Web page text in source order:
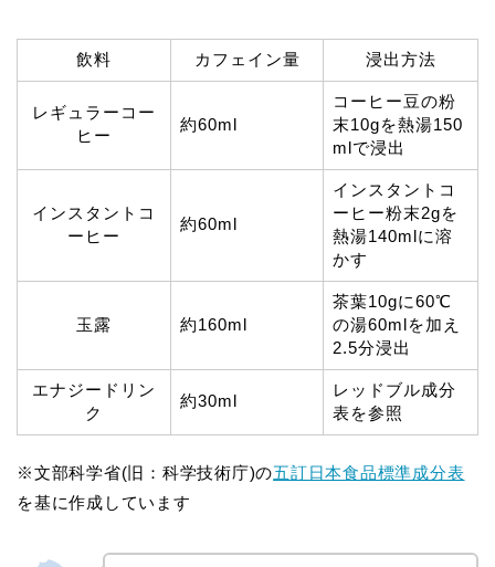
飲料 カフェイン量 浸出方法
レギュラーコー
ヒー
約60ml
コーヒー豆の粉
末10gを熱湯150
mlで浸出
インスタントコ
ーヒー
約60ml
インスタントコ
ーヒー粉末2gを
熱湯140mlに溶
かす
玉露 約160ml
茶葉10gに60℃
の湯60mlを加え
2.5分浸出
エナジードリン
ク
約30ml
レッドブル成分
表を参照
※文部科学省(旧：科学技術庁)の五訂日本食品標準成分表
を基に作成しています